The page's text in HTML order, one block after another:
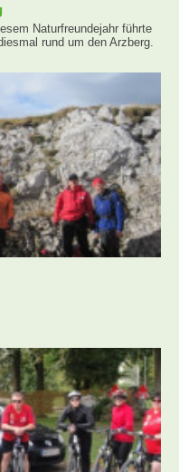
Naturfreundejahr führte
rund um den Arzberg.